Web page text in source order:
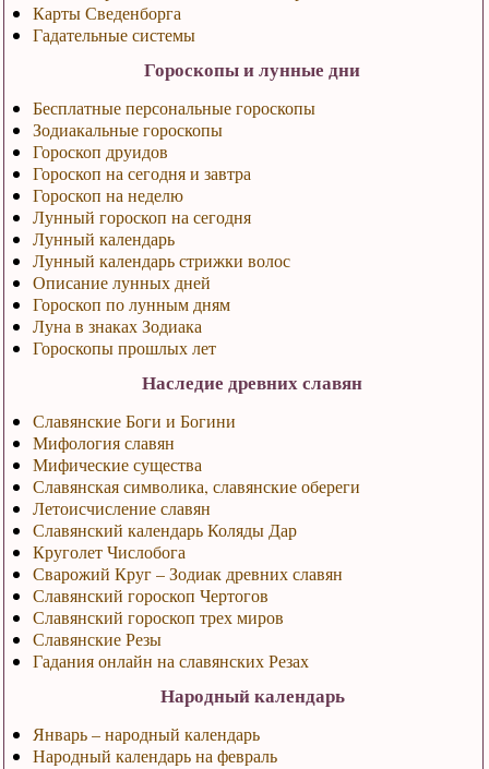
Карты Сведенборга
Гадательные системы
Гороскопы и лунные дни
Бесплатные персональные гороскопы
Зодиакальные гороскопы
Гороскоп друидов
Гороскоп на сегодня и завтра
Гороскоп на неделю
Лунный гороскоп на сегодня
Лунный календарь
Лунный календарь стрижки волос
Описание лунных дней
Гороскоп по лунным дням
Луна в знаках Зодиака
Гороскопы прошлых лет
Наследие древних славян
Славянские Боги и Богини
Мифология славян
Мифические существа
Славянская символика, славянские обереги
Летоисчисление славян
Славянский календарь Коляды Дар
Круголет Числобога
Сварожий Круг – Зодиак древних славян
Славянский гороскоп Чертогов
Славянский гороскоп трех миров
Славянские Резы
Гадания онлайн на славянских Резах
Народный календарь
Январь – народный календарь
Народный календарь на февраль